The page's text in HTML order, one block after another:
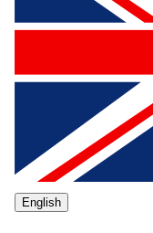
English